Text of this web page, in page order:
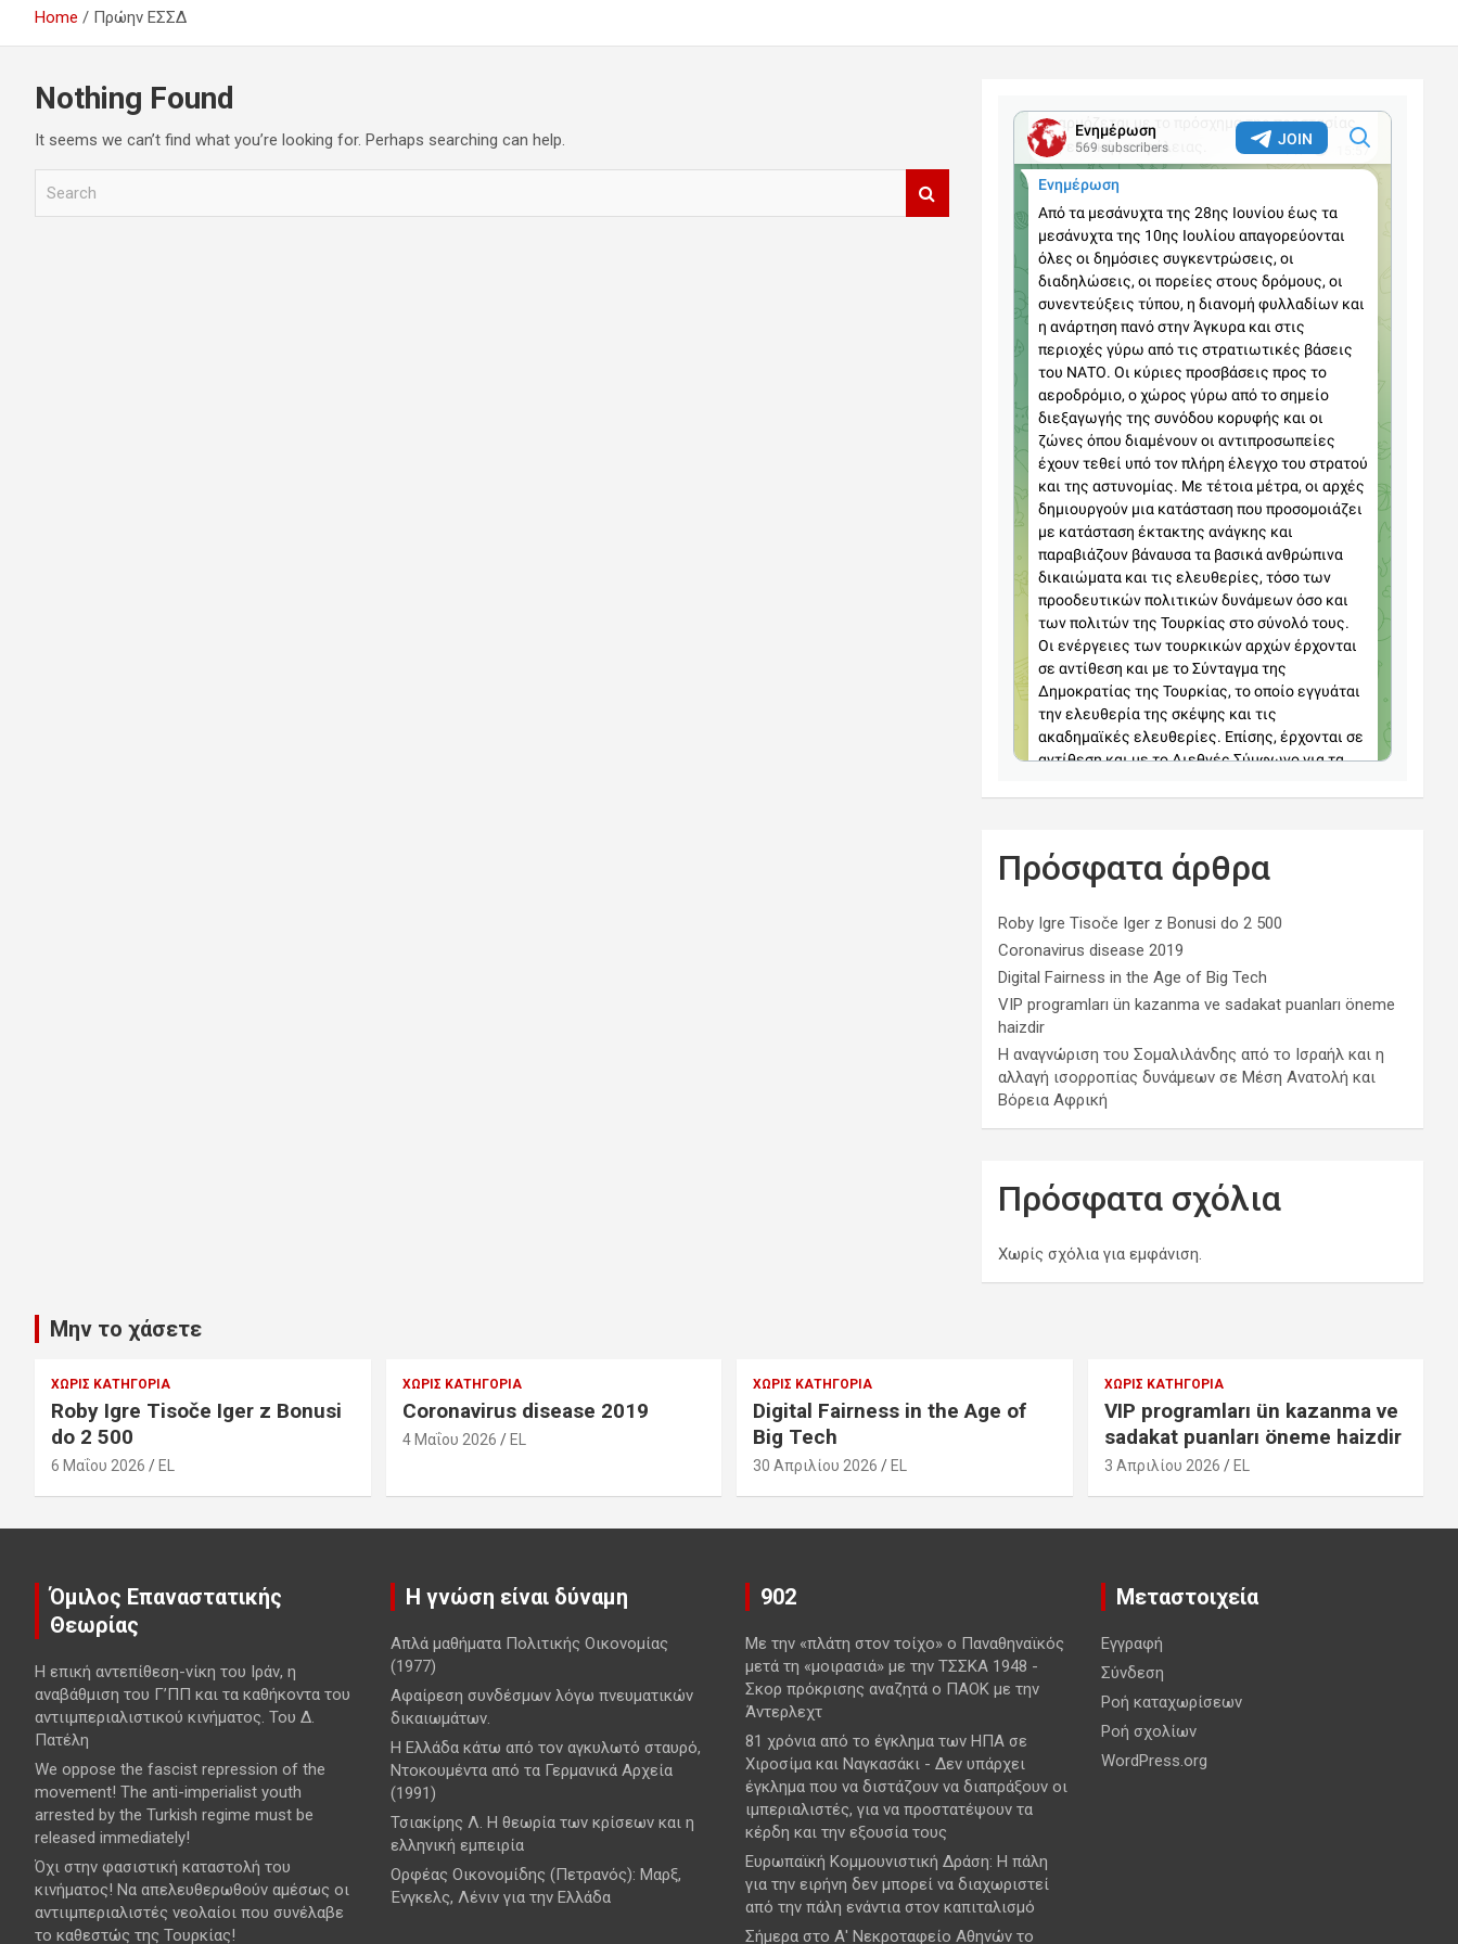
Home Πρώην ΕΣΣΔ
Nothing Found
It seems we can’t find what you’re looking for. Perhaps searching can help.
Πρόσφατα άρθρα
Roby Igre Tisoče Iger z Bonusi do 2 500
Coronavirus disease 2019
Digital Fairness in the Age of Big Tech
VIP programları ün kazanma ve sadakat puanları öneme
haizdir
Η αναγνώριση του Σομαλιλάνδης από το Ισραήλ και η
αλλαγή ισορροπίας δυνάμεων σε Μέση Ανατολή και
Βόρεια Αφρική
Πρόσφατα σχόλια
Χωρίς σχόλια για εμφάνιση.
Μην το χάσετε
ΧΩΡΊΣ ΚΑΤΗΓΟΡΊΑ
Roby Igre Tisoče Iger z Bonusi
do 2 500
6 Μαΐου 2026 EL
ΧΩΡΊΣ ΚΑΤΗΓΟΡΊΑ
Coronavirus disease 2019
4 Μαΐου 2026 EL
ΧΩΡΊΣ ΚΑΤΗΓΟΡΊΑ
Digital Fairness in the Age of
Big Tech
30 Απριλίου 2026 EL
ΧΩΡΊΣ ΚΑΤΗΓΟΡΊΑ
VIP programları ün kazanma ve
sadakat puanları öneme haizdir
3 Απριλίου 2026 EL
Όμιλος Επαναστατικής
Θεωρίας
Η επική αντεπίθεση-νίκη του Ιράν, η
αναβάθμιση του Γ’ΠΠ και τα καθήκοντα του
αντιιμπεριαλιστικού κινήματος. Του Δ.
Πατέλη
We oppose the fascist repression of the
movement! The anti-imperialist youth
arrested by the Turkish regime must be
released immediately!
Όχι στην φασιστική καταστολή του
κινήματος! Να απελευθερωθούν αμέσως οι
αντιιμπεριαλιστές νεολαίοι που συνέλαβε
το καθεστώς της Τουρκίας!
Η γνώση είναι δύναμη
Απλά μαθήματα Πολιτικής Οικονομίας
(1977)
Αφαίρεση συνδέσμων λόγω πνευματικών
δικαιωμάτων.
Η Ελλάδα κάτω από τον αγκυλωτό σταυρό,
Ντοκουμέντα από τα Γερμανικά Αρχεία
(1991)
Τσιακίρης Λ. Η θεωρία των κρίσεων και η
ελληνική εμπειρία
Ορφέας Οικονομίδης (Πετρανός): Μαρξ,
Ένγκελς, Λένιν για την Ελλάδα
902
Με την «πλάτη στον τοίχο» ο Παναθηναϊκός
μετά τη «μοιρασιά» με την ΤΣΣΚΑ 1948 -
Σκορ πρόκρισης αναζητά ο ΠΑΟΚ με την
Άντερλεχτ
81 χρόνια από το έγκλημα των ΗΠΑ σε
Χιροσίμα και Ναγκασάκι - Δεν υπάρχει
έγκλημα που να διστάζουν να διαπράξουν οι
ιμπεριαλιστές, για να προστατέψουν τα
κέρδη και την εξουσία τους
Ευρωπαϊκή Κομμουνιστική Δράση: Η πάλη
για την ειρήνη δεν μπορεί να διαχωριστεί
από την πάλη ενάντια στον καπιταλισμό
Σήμερα στο Α' Νεκροταφείο Αθηνών το
Μεταστοιχεία
Εγγραφή
Σύνδεση
Ροή καταχωρίσεων
Ροή σχολίων
WordPress.org